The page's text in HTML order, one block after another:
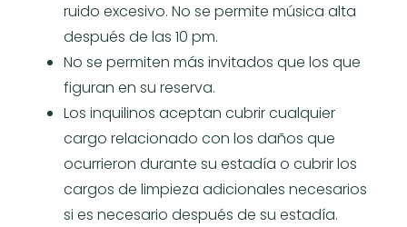
ruido excesivo. No se permite música alta
después de las 10 pm.
No se permiten más invitados que los que
figuran en su reserva.
Los inquilinos aceptan cubrir cualquier
cargo relacionado con los daños que
ocurrieron durante su estadía o cubrir los
cargos de limpieza adicionales necesarios
si es necesario después de su estadía.